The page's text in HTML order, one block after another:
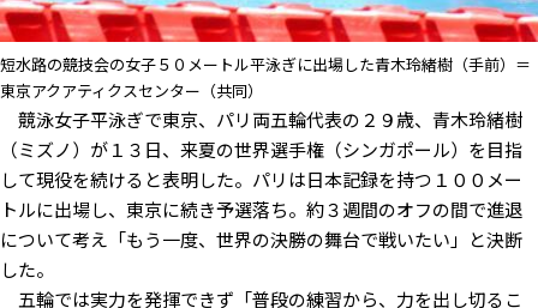
短水路の競技会の女子５０メートル平泳ぎに出場した青木玲緒樹（手前）＝
東京アクアティクスセンター（共同）
競泳女子平泳ぎで東京、パリ両五輪代表の２９歳、青木玲緒樹
（ミズノ）が１３日、来夏の世界選手権（シンガポール）を目指
して現役を続けると表明した。パリは日本記録を持つ１００メー
トルに出場し、東京に続き予選落ち。約３週間のオフの間で進退
について考え「もう一度、世界の決勝の舞台で戦いたい」と決断
した。
五輪では実力を発揮できず「普段の練習から、力を出し切るこ